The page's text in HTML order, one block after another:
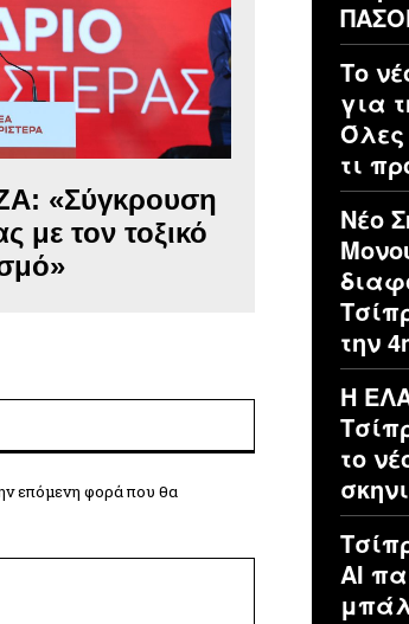
«Σύγκρουση
με τον τοξικό
Ιστοσελίδα:
επόμενη φορά που θα
Το
για
Όλες
τι
Νέο
την
Η
το
AI